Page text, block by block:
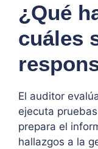
¿Qué
cuáles
El auditor
ejecuta
prepara el
hallazgos a la